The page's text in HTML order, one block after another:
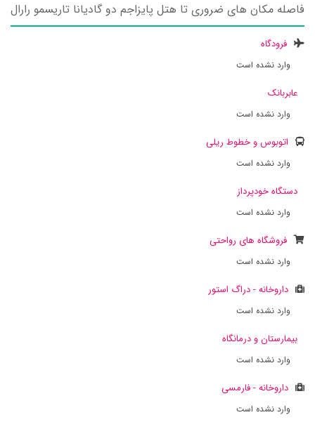
فاصله مکان های ضروری تا هتل پایزاجم دو گادیانا تاریسمو رارال
فرودگاه
وارد نشده است
عابربانک
وارد نشده است
اتوبوس و خطوط ریلی
وارد نشده است
دستگاه خودپرداز
وارد نشده است
فروشگاه های رواحتی
وارد نشده است
داروخانه - دراگ استور
وارد نشده است
بیمارستان و درمانگاه
وارد نشده است
داروخانه - فارمسی
وارد نشده است